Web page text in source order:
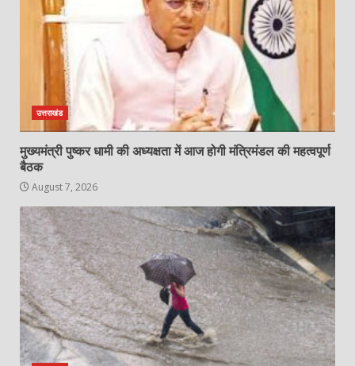
उत्तराखंड
मुख्यमंत्री पुष्कर धामी की अध्यक्षता में आज होगी मंत्रिमंडल की महत्वपूर्ण
बैठक
August 7, 2026